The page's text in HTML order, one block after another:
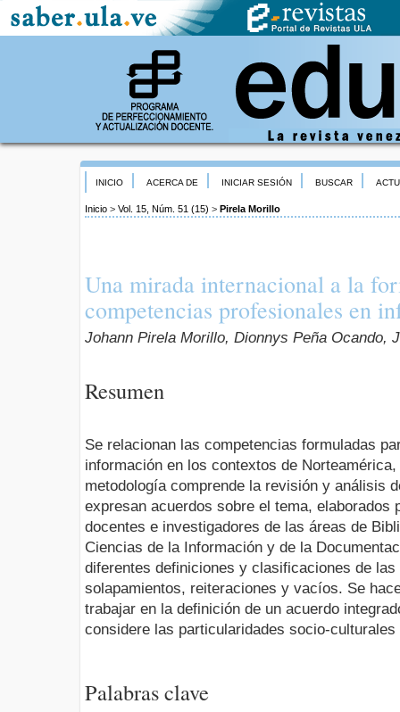
INICIO ACERCA DE INICIAR SESIÓN BUSCAR
Inicio > Vol. 15, Núm. 51 (15) > Pirela Morillo
Una mirada internacional a la
competencias profesionales en
Johann Pirela Morillo, Dionnys Peña Ocando,
Resumen
Se relacionan las competencias formuladas
información en los contextos de
metodología comprende la revisión y análisis
expresan acuerdos sobre el tema, elaborados
docentes e investigadores de las áreas de
Ciencias de la Información y de la
diferentes definiciones y clasificaciones de
solapamientos, reiteraciones y vacíos. Se
trabajar en la definición de un acuerdo
considere las particularidades socio-
Palabras clave